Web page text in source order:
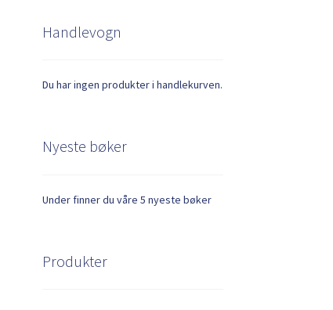
Handlevogn
Du har ingen produkter i handlekurven.
Nyeste bøker
Under finner du våre 5 nyeste bøker
Produkter